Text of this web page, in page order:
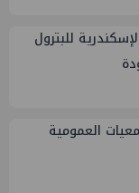
للبترول
العمومية